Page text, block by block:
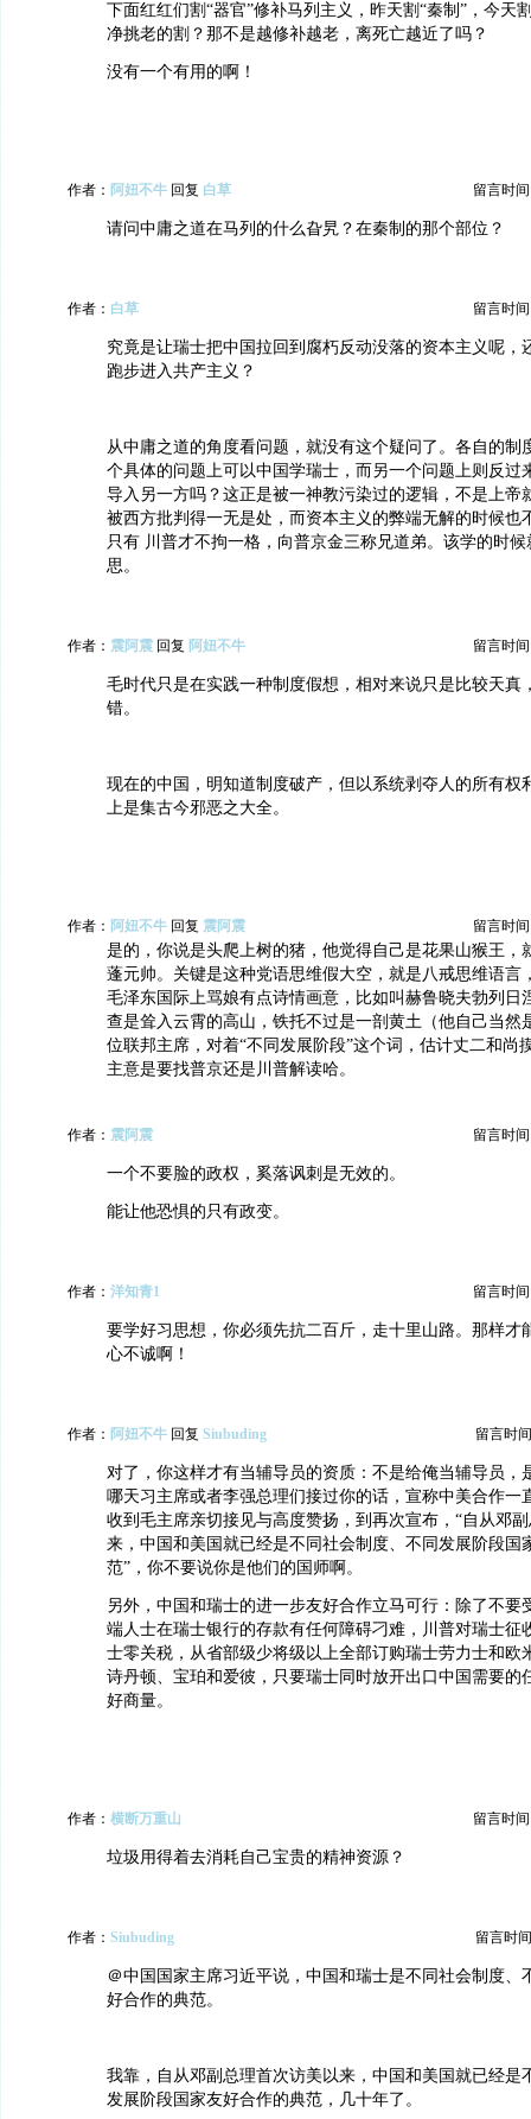
下面红红们割“器官”修补马列主义，昨天割“秦制”，今天
净挑老的割？那不是越修补越老，离死亡越近了吗？
没有一个有用的啊！
作者： 阿妞不牛 回复 白草 留言时间
请问中庸之道在马列的什么旮旯？在秦制的那个部位？
作者： 白草 留言时间
究竟是让瑞士把中国拉回到腐朽反动没落的资本主义呢，
跑步进入共产主义？
从中庸之道的角度看问题，就没有这个疑问了。各自的制
个具体的问题上可以中国学瑞士，而另一个问题上则反过
导入另一方吗？这正是被一神教污染过的逻辑，不是上帝
被西方批判得一无是处，而资本主义的弊端无解的时候也
只有 川普才不拘一格，向普京金三称兄道弟。该学的时
思。
作者： 震阿震 回复 阿妞不牛 留言时间
毛时代只是在实践一种制度假想，相对来说只是比较天真
错。
现在的中国，明知道制度破产，但以系统剥夺人的所有权
上是集古今邪恶之大全。
作者： 阿妞不牛 回复 震阿震 留言时间
是的，你说是头爬上树的猪，他觉得自己是花果山猴王，
蓬元帅。关键是这种党语思维假大空，就是八戒思维语言
毛泽东国际上骂娘有点诗情画意，比如叫赫鲁晓夫勃列日
查是耸入云霄的高山，铁托不过是一剖黄土（他自己当然
位联邦主席，对着“不同发展阶段”这个词，估计丈二和尚
主意是要找普京还是川普解读哈。
作者： 震阿震 留言时间
一个不要脸的政权，奚落讽刺是无效的。
能让他恐惧的只有政变。
作者： 洋知青1 留言时间
要学好习思想，你必须先抗二百斤，走十里山路。那样才
心不诚啊！
作者： 阿妞不牛 回复 Siubuding 留言时
对了，你这样才有当辅导员的资质：不是给俺当辅导员，
哪天习主席或者李强总理们接过你的话，宣称中美合作一
收到毛主席亲切接见与高度赞扬，到再次宣布，“自从邓
来，中国和美国就已经是不同社会制度、不同发展阶段国
范”，你不要说你是他们的国师啊。
另外，中国和瑞士的进一步友好合作立马可行：除了不要
端人士在瑞士银行的存款有任何障碍刁难，川普对瑞士征
士零关税，从省部级少将级以上全部订购瑞士劳力士和欧
诗丹顿、宝珀和爱彼，只要瑞士同时放开出口中国需要的
好商量。
作者： 横断万重山 留言时间
垃圾用得着去消耗自己宝贵的精神资源？
作者： Siubuding 留言时
＠中国国家主席习近平说，中国和瑞士是不同社会制度、
好合作的典范。
我靠，自从邓副总理首次访美以来，中国和美国就已经是
发展阶段国家友好合作的典范，几十年了。